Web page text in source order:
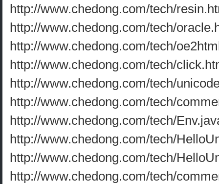
http://www.chedong.com/tech/
http://www.chedong.com/tech/
http://www.chedong.com/tech/
http://www.chedong.com/tech/
http://www.chedong.com/tech/
http://www.chedong.com/tech/
http://www.chedong.com/tech/
http://www.chedong.com/tech/
http://www.chedong.com/tech/
http://www.chedong.com/tech/